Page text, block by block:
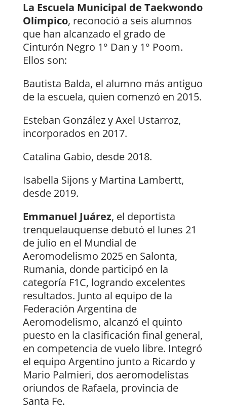
La Escuela Municipal de Taekwondo
Olímpico, reconoció a seis alumnos
que han alcanzado el grado de
Cinturón Negro 1° Dan y 1° Poom.
Ellos son:
Bautista Balda, el alumno más antiguo
de la escuela, quien comenzó en 2015.
Esteban González y Axel Ustarroz,
incorporados en 2017.
Catalina Gabio, desde 2018.
Isabella Sijons y Martina Lambertt,
desde 2019.
Emmanuel Juárez, el deportista
trenquelauquense debutó el lunes 21
de julio en el Mundial de
Aeromodelismo 2025 en Salonta,
Rumania, donde participó en la
categoría F1C, logrando excelentes
resultados. Junto al equipo de la
Federación Argentina de
Aeromodelismo, alcanzó el quinto
puesto en la clasificación final general,
en competencia de vuelo libre. Integró
el equipo Argentino junto a Ricardo y
Mario Palmieri, dos aeromodelistas
oriundos de Rafaela, provincia de
Santa Fe.